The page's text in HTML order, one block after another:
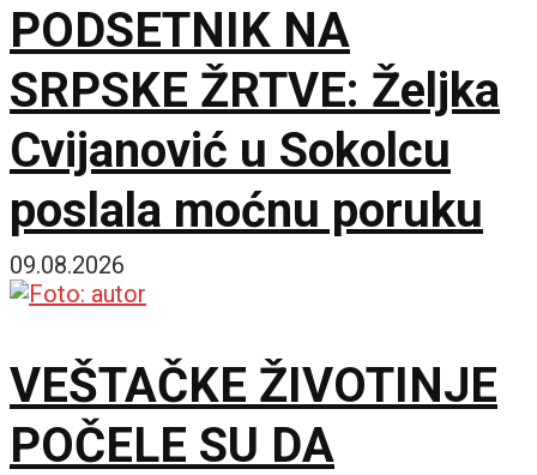
PODSETNIK NA
SRPSKE ŽRTVE: Željka
Cvijanović u Sokolcu
poslala moćnu poruku
09.08.2026
VEŠTAČKE ŽIVOTINJE
POČELE SU DA